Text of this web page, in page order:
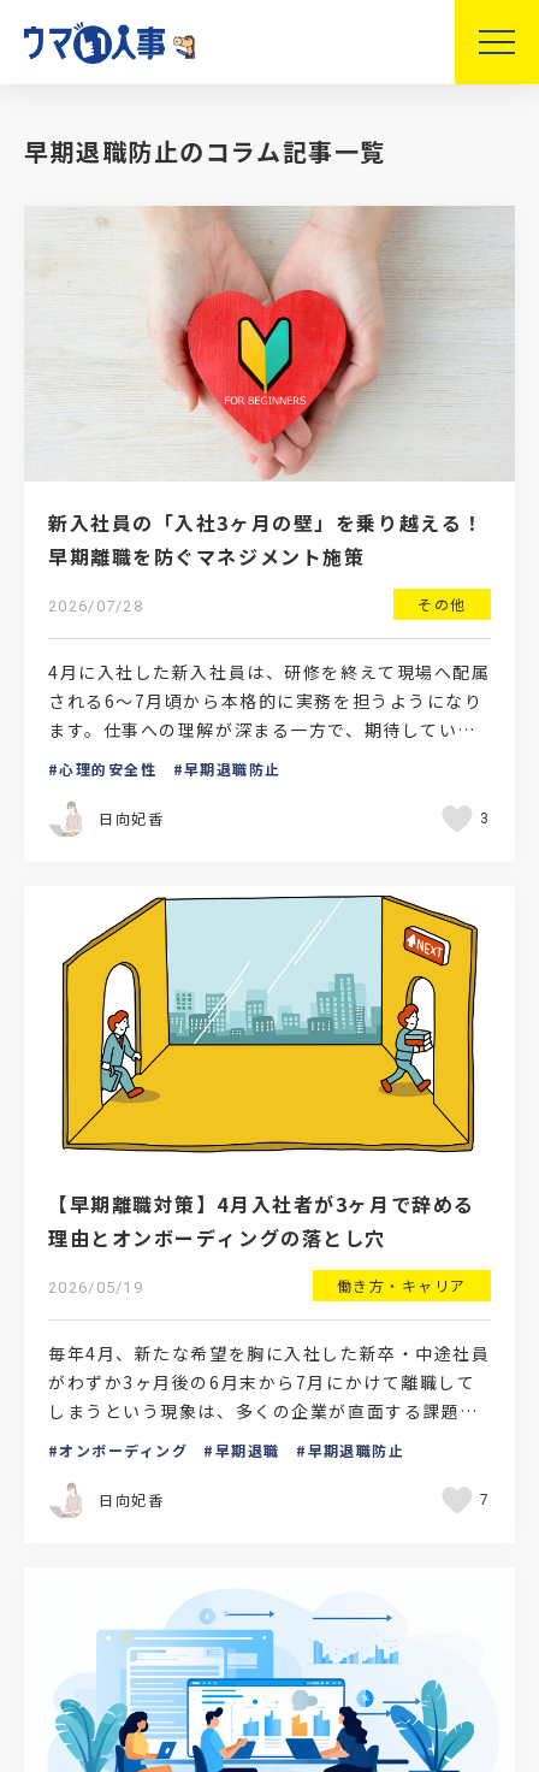
早期退職防止のコラム記事一覧
新入社員の「入社3ヶ月の壁」を乗り越える！
早期離職を防ぐマネジメント施策
2026/07/28 その他
4月に入社した新入社員は、研修を終えて現場へ配属
される6〜7月頃から本格的に実務を担うようになり
ます。仕事への理解が深まる一方で、期待していた
働き方と現実とのギャップや業務量の増加、人間関
心理的安全性 早期退職防止
日向妃香 3
【早期離職対策】4月入社者が3ヶ月で辞める
理由とオンボーディングの落とし穴
2026/05/19 働き方・キャリア
毎年4月、新たな希望を胸に入社した新卒・中途社員
がわずか3ヶ月後の6月末から7月にかけて離職して
しまうという現象は、多くの企業が直面する課題で
す。この「3ヶ月の壁」は、単なる個人の問題ではな
オンボーディング 早期退職 早期退職防止
日向妃香 7